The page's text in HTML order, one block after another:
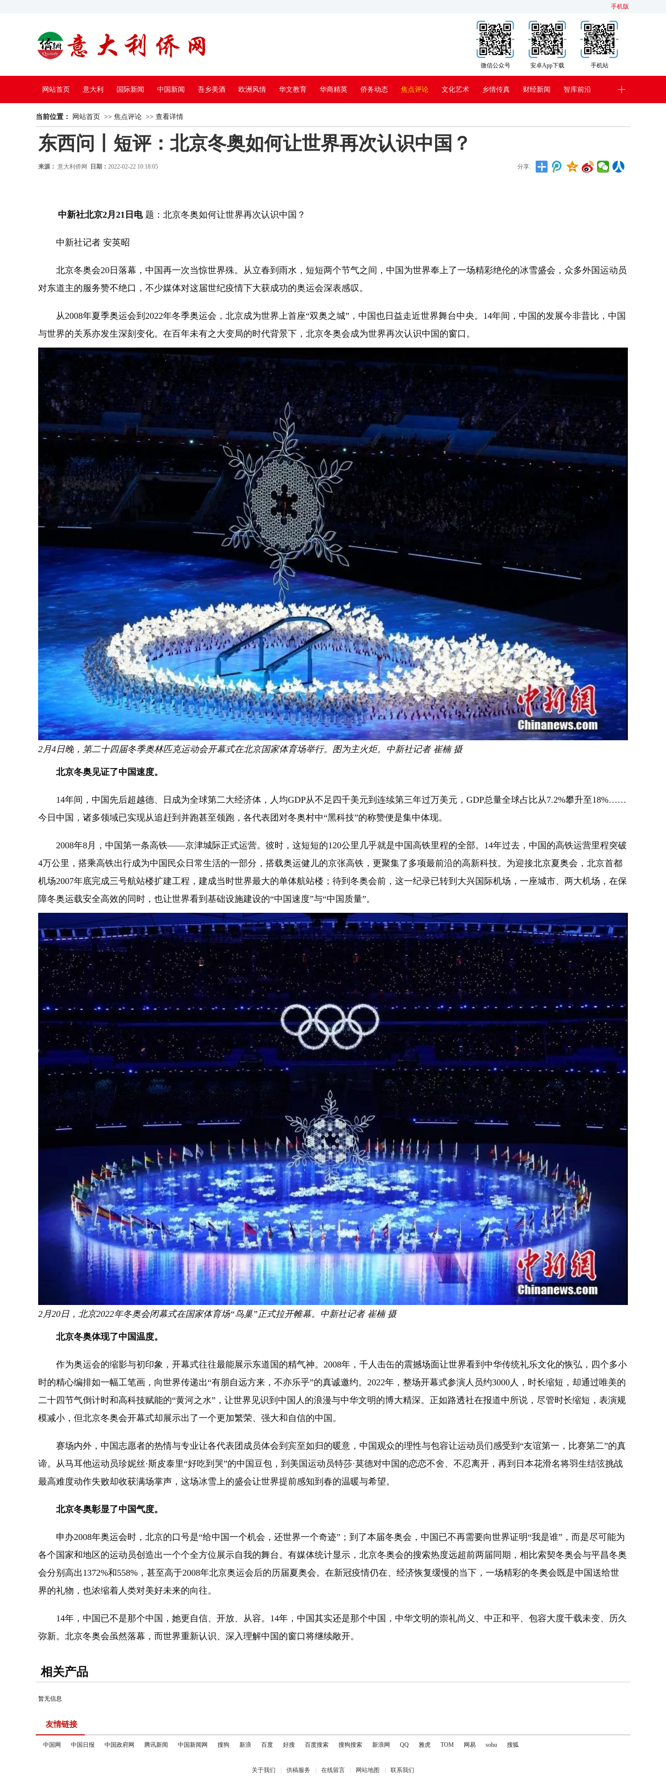
手机版
手机站
安卓App下载
微信公众号
网站首页 意大利 国际新闻 中国新闻 吾乡美酒 欧洲风情 华文教育 华商精英 侨务动态 焦点评论 文化艺术 乡情传真 财经新闻 智库前沿
中国电视
当前位置： 网站首页 >> 焦点评论 >> 查看详情
东西问丨短评：北京冬奥如何让世界再次认识中国？
来源： 意大利侨网 日期： 2022-02-22 10:18:05 分享:
中新社北京2月21日电题：北京冬奥如何让世界再次认识中国？
中新社记者 安英昭
北京冬奥会20日落幕，中国再一次当惊世界殊。从立春到雨水，短短两个节气之间，中国为世界奉上了一场精彩绝伦的冰雪盛会，众多外国运动员
对东道主的服务赞不绝口，不少媒体对这届世纪疫情下大获成功的奥运会深表感叹。
从2008年夏季奥运会到2022年冬季奥运会，北京成为世界上首座“双奥之城”，中国也日益走近世界舞台中央。14年间，中国的发展今非昔比，中国
与世界的关系亦发生深刻变化。在百年未有之大变局的时代背景下，北京冬奥会成为世界再次认识中国的窗口。
2月4日晚，第二十四届冬季奥林匹克运动会开幕式在北京国家体育场举行。图为主火炬。中新社记者 崔楠 摄
北京冬奥见证了中国速度。
14年间，中国先后超越德、日成为全球第二大经济体，人均GDP从不足四千美元到连续第三年过万美元，GDP总量全球占比从7.2%攀升至18%……
今日中国，诸多领域已实现从追赶到并跑甚至领跑，各代表团对冬奥村中“黑科技”的称赞便是集中体现。
2008年8月，中国第一条高铁——京津城际正式运营。彼时，这短短的120公里几乎就是中国高铁里程的全部。14年过去，中国的高铁运营里程突破
4万公里，搭乘高铁出行成为中国民众日常生活的一部分，搭载奥运健儿的京张高铁，更聚集了多项最前沿的高新科技。为迎接北京夏奥会，北京首都
机场2007年底完成三号航站楼扩建工程，建成当时世界最大的单体航站楼；待到冬奥会前，这一纪录已转到大兴国际机场，一座城市、两大机场，在保
障冬奥运载安全高效的同时，也让世界看到基础设施建设的“中国速度”与“中国质量”。
2月20日，北京2022年冬奥会闭幕式在国家体育场“鸟巢”正式拉开帷幕。中新社记者 崔楠 摄
北京冬奥体现了中国温度。
作为奥运会的缩影与初印象，开幕式往往最能展示东道国的精气神。2008年，千人击缶的震撼场面让世界看到中华传统礼乐文化的恢弘，四个多小
时的精心编排如一幅工笔画，向世界传递出“有朋自远方来，不亦乐乎”的真诚邀约。2022年，整场开幕式参演人员约3000人，时长缩短，却通过唯美的
二十四节气倒计时和高科技赋能的“黄河之水”，让世界见识到中国人的浪漫与中华文明的博大精深。正如路透社在报道中所说，尽管时长缩短，表演规
模减小，但北京冬奥会开幕式却展示出了一个更加繁荣、强大和自信的中国。
赛场内外，中国志愿者的热情与专业让各代表团成员体会到宾至如归的暖意，中国观众的理性与包容让运动员们感受到“友谊第一，比赛第二”的真
谛。从马耳他运动员珍妮丝·斯皮泰里“好吃到哭”的中国豆包，到美国运动员特莎·莫德对中国的恋恋不舍、不忍离开，再到日本花滑名将羽生结弦挑战
最高难度动作失败却收获满场掌声，这场冰雪上的盛会让世界提前感知到春的温暖与希望。
北京冬奥彰显了中国气度。
申办2008年奥运会时，北京的口号是“给中国一个机会，还世界一个奇迹”；到了本届冬奥会，中国已不再需要向世界证明“我是谁”，而是尽可能为
各个国家和地区的运动员创造出一个个全方位展示自我的舞台。有媒体统计显示，北京冬奥会的搜索热度远超前两届同期，相比索契冬奥会与平昌冬奥
会分别高出1372%和558%，甚至高于2008年北京奥运会后的历届夏奥会。在新冠疫情仍在、经济恢复缓慢的当下，一场精彩的冬奥会既是中国送给世
界的礼物，也浓缩着人类对美好未来的向往。
14年，中国已不是那个中国，她更自信、开放、从容。14年，中国其实还是那个中国，中华文明的崇礼尚义、中正和平、包容大度千载未变、历久
弥新。北京冬奥会虽然落幕，而世界重新认识、深入理解中国的窗口将继续敞开。
相关产品
暂无信息
友情链接
中国网 中国日报 中国政府网 腾讯新闻 中国新闻网 搜狗 新浪 百度 好搜 百度搜索 搜狗搜索 新浪网 QQ 雅虎 TOM 网易 sohu 搜狐
关于我们 供稿服务 在线留言 网站地图 联系我们